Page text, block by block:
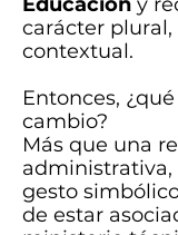
carácter
contextual.
Entonces,
cambio?
Más que una
administrativa,
gesto
de estar